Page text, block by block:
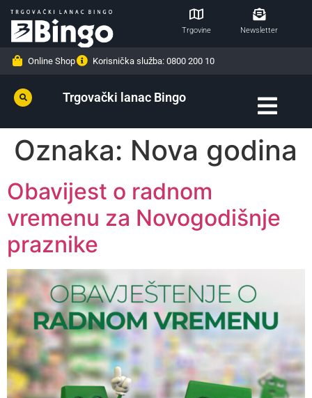
Trgovine Newsletter
Online Shop Korisnička služba: 0800 200 10
Trgovački lanac Bingo
Oznaka: Nova godina
Obavijest o radnom
vremenu za Novogodišnje
praznike